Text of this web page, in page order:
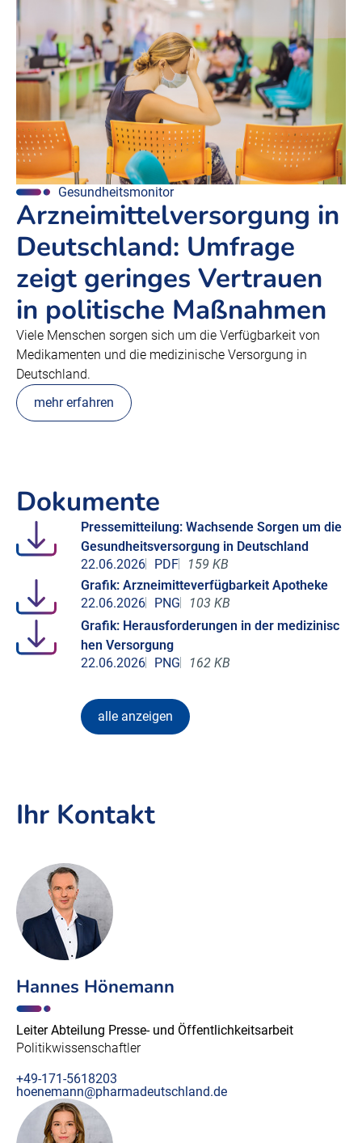
Gesundheitsmonitor
Arzneimittelversorgung in
Deutschland: Umfrage
zeigt geringes Vertrauen
in politische Maßnahmen
Viele Menschen sorgen sich um die Verfügbarkeit von
Medikamenten und die medizinische Versorgung in
Deutschland.
mehr erfahren
Dokumente
Pressemitteilung: Wachsende Sorgen um die
Gesundheitsversorgung in Deutschland
22.06.2026
PDF
159 KB
Grafik: Arzneimitteverfügbarkeit Apotheke
22.06.2026
PNG
103 KB
Grafik: Herausforderungen in der medizinisc
hen Versorgung
22.06.2026
PNG 162 KB
alle anzeigen
Ihr Kontakt
Hannes Hönemann
Leiter Abteilung Presse- und Öffentlichkeitsarbeit
Politikwissenschaftler
+49-171-5618203
hoenemann@pharmadeutschland.de